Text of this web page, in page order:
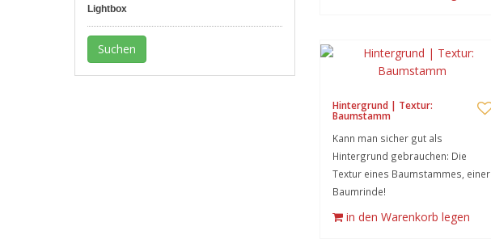
Lightbox
Hintergrund | Textur:
Baumstamm
Kann man sicher gut als
Hintergrund gebrauchen: Die
Textur eines Baumstammes, einer
Baumrinde!
in den Warenkorb legen